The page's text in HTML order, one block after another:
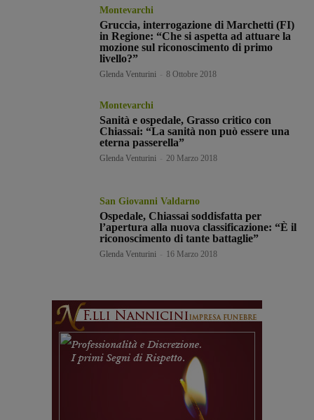
Montevarchi
Gruccia, interrogazione di Marchetti (FI)
in Regione: “Che si aspetta ad attuare la
mozione sul riconoscimento di primo
livello?”
Glenda Venturini 8 Ottobre 2018
Montevarchi
Sanità e ospedale, Grasso critico con
Chiassai: “La sanità non può essere una
eterna passerella”
Glenda Venturini 20 Marzo 2018
San Giovanni Valdarno
Ospedale, Chiassai soddisfatta per
l’apertura alla nuova classificazione: “È il
riconoscimento di tante battaglie”
Glenda Venturini 16 Marzo 2018